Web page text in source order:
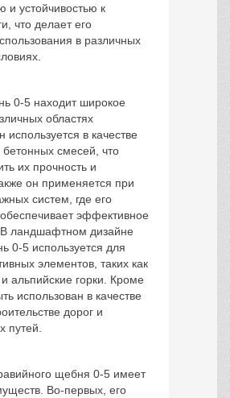
и устойчивостью к
что делает его
в различных
0-5 находит широкое
областях
используется в качестве
смесей, что
их прочность и
он применяется при
систем, где его
эффективное
ландшафтном дизайне
0-5 используется для
элементов, таких как
альпийские горки. Кроме
использован в качестве
дорог и
путей.
щебня 0-5 имеет
Во-первых, его